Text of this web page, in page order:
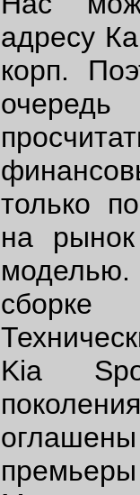
адресу
корп.
только
на рынок
моделью.
сборке
Kia